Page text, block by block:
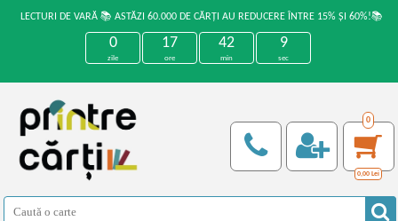
LECTURI DE VARĂ 📚 ASTĂZI 60.000 DE CĂRȚI AU REDUCERE ÎNTRE 15% ȘI 60%!📚
0
zile
17
ore
42
min
9
sec
0
0,00 Lei